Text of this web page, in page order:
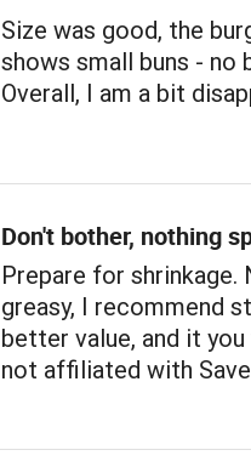
Size was good, the
shows small buns - no
Overall, I am a bit
Don't bother, nothing
Prepare for
greasy, I recommend
better value, and it
not affiliated with